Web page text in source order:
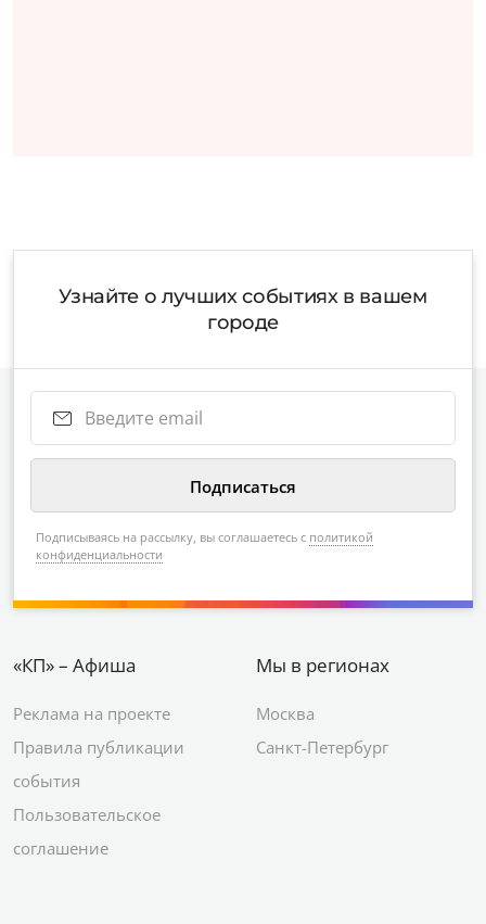
Узнайте о лучших событиях в вашем
городе
Подписываясь на рассылку, вы соглашаетесь с политикой
конфиденциальности
«КП» – Афиша
Реклама на проекте
Правила публикации
события
Пользовательское
соглашение
Мы в регионах
Москва
Санкт-Петербург